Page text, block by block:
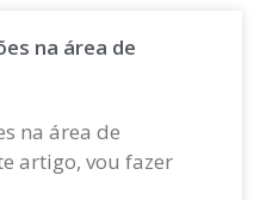
na área de
na área de
artigo, vou fazer